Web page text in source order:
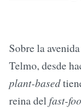
Sobre la
Telmo, desde
plant-based
reina delfast-